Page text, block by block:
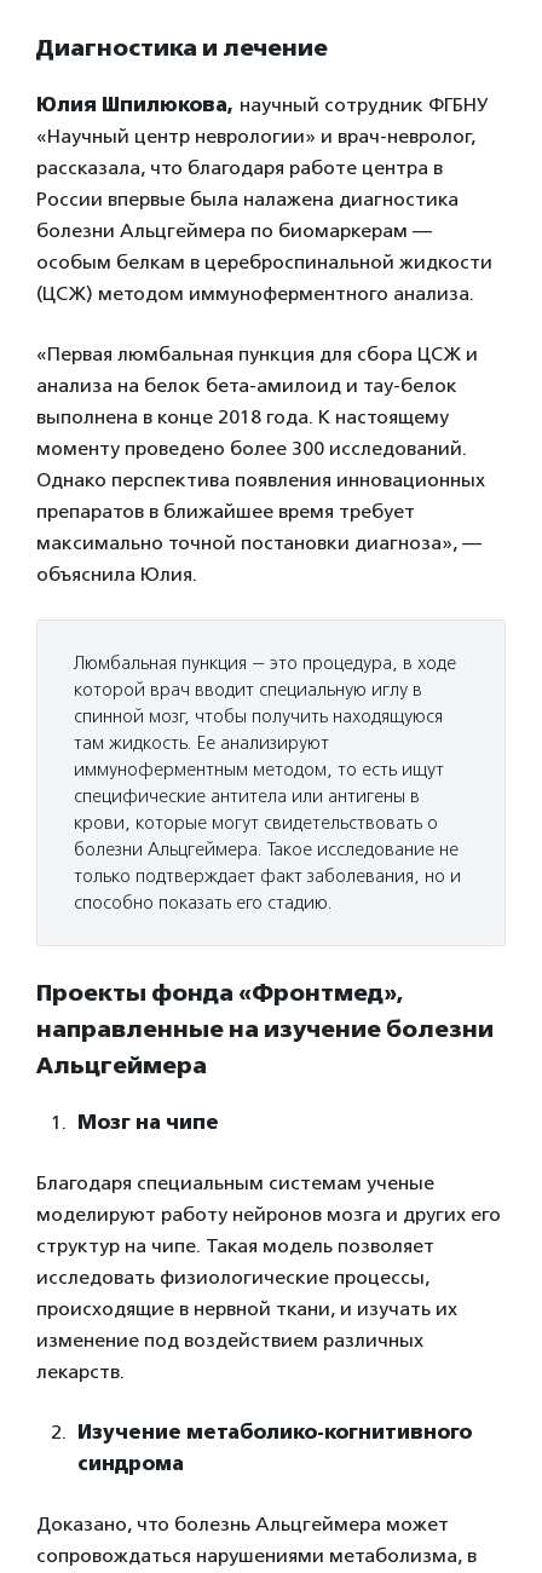
Диагностика и лечение
Юлия Шпилюкова, научный сотрудник ФГБНУ
«Научный центр неврологии» и врач-невролог,
рассказала, что благодаря работе центра в
России впервые была налажена диагностика
болезни Альцгеймера по биомаркерам —
особым белкам в цереброспинальной жидкости
(ЦСЖ) методом иммуноферментного анализа.
«Первая люмбальная пункция для сбора ЦСЖ и
анализа на белок бета-амилоид и тау-белок
выполнена в конце 2018 года. К настоящему
моменту проведено более 300 исследований.
Однако перспектива появления инновационных
препаратов в ближайшее время требует
максимально точной постановки диагноза», —
объяснила Юлия.
Люмбальная пункция — это процедура, в ходе
которой врач вводит специальную иглу в
спинной мозг, чтобы получить находящуюся
там жидкость. Ее анализируют
иммуноферментным методом, то есть ищут
специфические антитела или антигены в
крови, которые могут свидетельствовать о
болезни Альцгеймера. Такое исследование не
только подтверждает факт заболевания, но и
способно показать его стадию.
Проекты фонда «Фронтмед»,
направленные на изучение болезни
Альцгеймера
Мозг на чипе
Благодаря специальным системам ученые
моделируют работу нейронов мозга и других его
структур на чипе. Такая модель позволяет
исследовать физиологические процессы,
происходящие в нервной ткани, и изучать их
изменение под воздействием различных
лекарств.
Изучение метаболико-когнитивного
синдрома
Доказано, что болезнь Альцгеймера может
сопровождаться нарушениями метаболизма, в